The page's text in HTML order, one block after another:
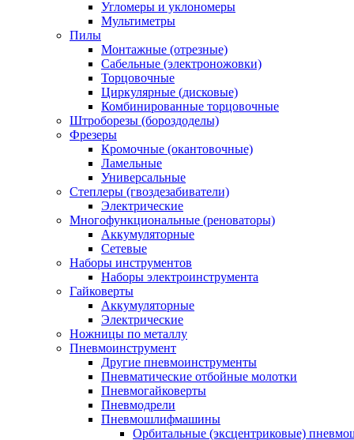
Угломеры и уклономеры
Мультиметры
Пилы
Монтажные (отрезные)
Сабельные (электроножовки)
Торцовочные
Циркулярные (дисковые)
Комбинированные торцовочные
Штроборезы (бороздоделы)
Фрезеры
Кромочные (окантовочные)
Ламельные
Универсальные
Степлеры (гвоздезабиватели)
Электрические
Многофункциональные (реноваторы)
Аккумуляторные
Сетевые
Наборы инструментов
Наборы электроинструмента
Гайковерты
Аккумуляторные
Электрические
Ножницы по металлу
Пневмоинструмент
Другие пневмоинструменты
Пневматические отбойные молотки
Пневмогайковерты
Пневмодрели
Пневмошлифмашины
Орбитальные (эксцентриковые)